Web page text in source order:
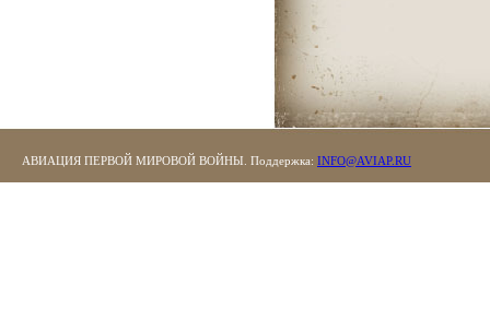
АВИАЦИЯ ПЕРВОЙ МИРОВОЙ ВОЙНЫ. Поддержка: INFO@AVIAP.RU